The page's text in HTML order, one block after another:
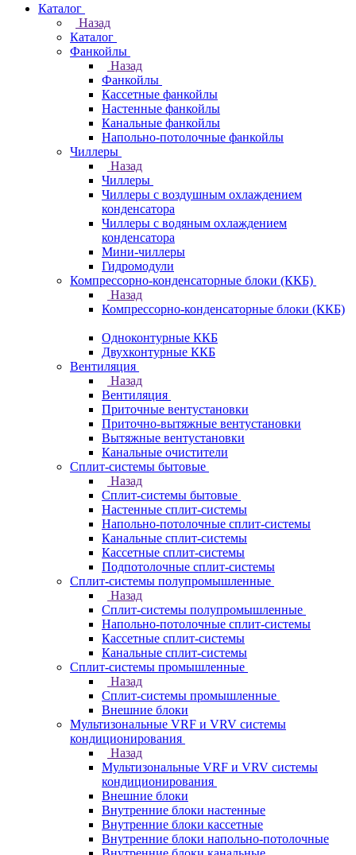
Каталог
Назад
Каталог
Фанкойлы
Назад
Фанкойлы
Кассетные фанкойлы
Настенные фанкойлы
Канальные фанкойлы
Напольно-потолочные фанкойлы
Чиллеры
Назад
Чиллеры
Чиллеры с воздушным охлаждением
конденсатора
Чиллеры с водяным охлаждением
конденсатора
Мини-чиллеры
Гидромодули
Компрессорно-конденсаторные блоки (ККБ)
Назад
Компрессорно-конденсаторные блоки (ККБ)
Одноконтурные ККБ
Двухконтурные ККБ
Вентиляция
Назад
Вентиляция
Приточные вентустановки
Приточно-вытяжные вентустановки
Вытяжные вентустановки
Канальные очистители
Сплит-системы бытовые
Назад
Сплит-системы бытовые
Настенные сплит-системы
Напольно-потолочные сплит-системы
Канальные сплит-системы
Кассетные сплит-системы
Подпотолочные сплит-системы
Сплит-системы полупромышленные
Назад
Сплит-системы полупромышленные
Напольно-потолочные сплит-системы
Кассетные сплит-системы
Канальные сплит-системы
Сплит-системы промышленные
Назад
Сплит-системы промышленные
Внешние блоки
Мультизональные VRF и VRV системы
кондиционирования
Назад
Мультизональные VRF и VRV системы
кондиционирования
Внешние блоки
Внутренние блоки настенные
Внутренние блоки кассетные
Внутренние блоки напольно-потолочные